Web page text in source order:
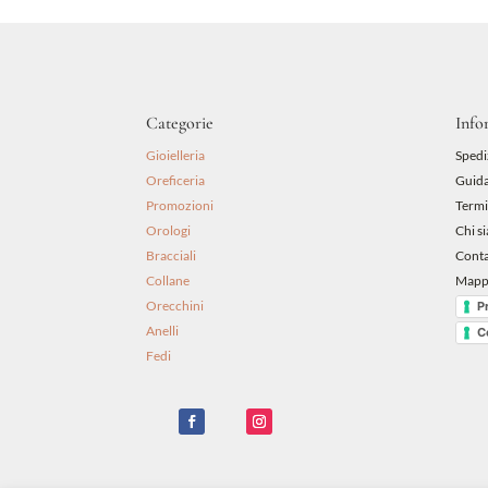
Categorie
Gioielleria
Oreficeria
Promozioni
Orologi
Bracciali
Collane
Orecchini
Anelli
Fedi
Chi